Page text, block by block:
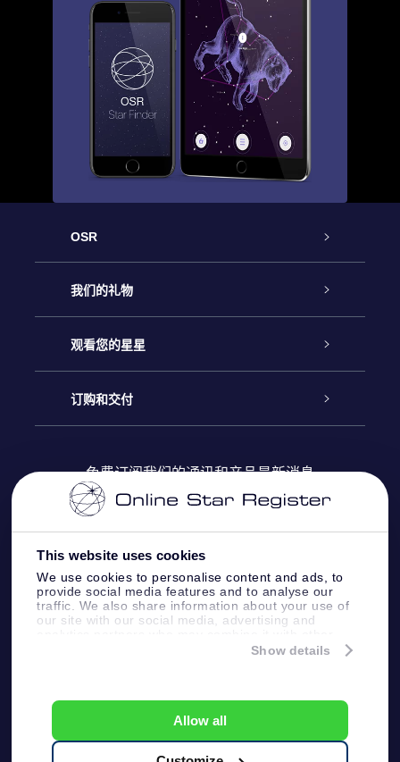
This website uses cookies
We use cookies to personalise content and ads, to
provide social media features and to analyse our
traffic. We also share information about your use of
our site with our social media, advertising and
information that you’ve provided to them or that
Show details
Allow all
OSR
客户服务
联系我们
博客
评论
我们的礼物
Online Star礼物
OSR 礼物包
OSR 礼物卡
公司礼品
观看您的星星
Online Star Register
个性化的Star Page
One Million Stars
OSR Starsaver
订购和交付
付款信息
配送信息
退货政策&撤销权
免费订阅我们的通讯和产品最新消息
客户服务:help@osr.org
KVK: 60333553, VAT: NL 8538.62.722B01